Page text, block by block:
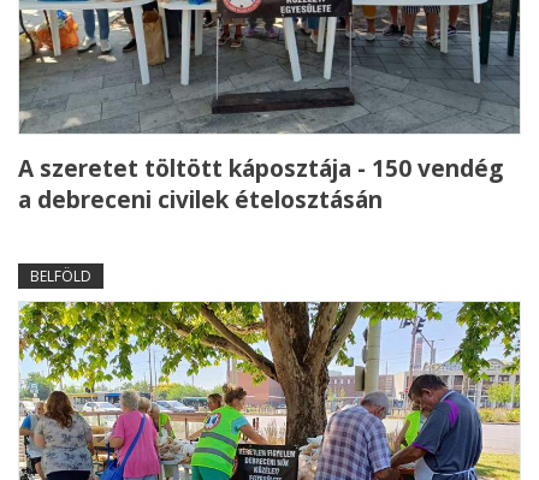
A szeretet töltött káposztája - 150 vendég
a debreceni civilek ételosztásán
BELFÖLD